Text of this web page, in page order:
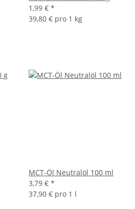
1,99 € *
39,80 € pro 1 kg
MCT-Öl Neutralöl 100 ml
3,79 € *
37,90 € pro 1 l